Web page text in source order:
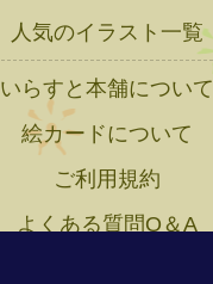
人気のイラスト一覧
いらすと本舗について
絵カードについて
ご利用規約
よくある質問Q＆A